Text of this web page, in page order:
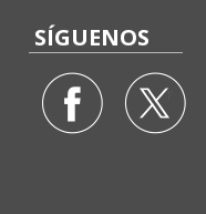
SÍGUENOS